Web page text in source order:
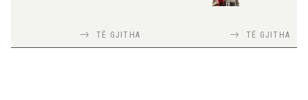
seminari i leximit mbi librin e Xi
Jinpingut për qeverisjen e Kinës
TË GJITHA TIRANA DIPLOMATTË GJITHA